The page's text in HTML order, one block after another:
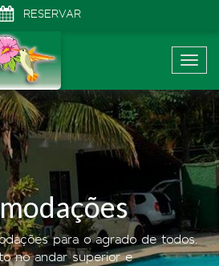
RESERVAR
para o agrado de todos.
no andar superior e